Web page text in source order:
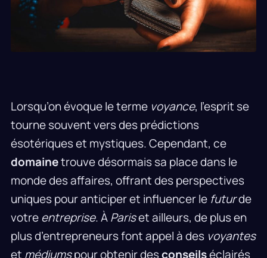
Lorsqu’on évoque le terme voyance, l’esprit se
tourne souvent vers des prédictions
ésotériques et mystiques. Cependant, ce
domainetrouve désormais sa place dans le
monde des affaires, offrant des perspectives
uniques pour anticiper et influencer le futurde
votreentreprise. ÀPariset ailleurs, de plus en
plus d’entrepreneurs font appel à des voyantes
et médiumspour obtenir desconseilséclairés